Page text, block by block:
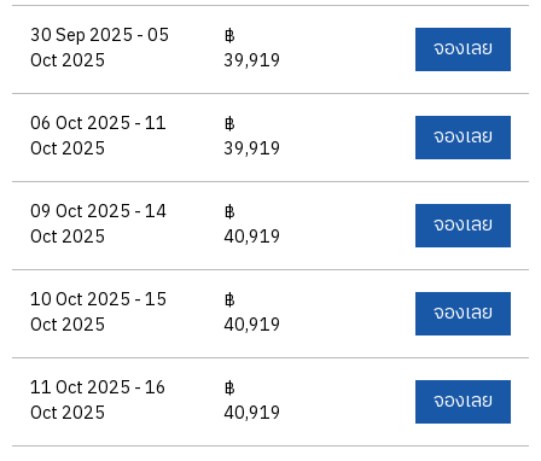
30 Sep 2025 - 05
Oct 2025
฿
39,919
จองเลย
06 Oct 2025 - 11
Oct 2025
฿
39,919
จองเลย
09 Oct 2025 - 14
Oct 2025
฿
40,919
จองเลย
10 Oct 2025 - 15
Oct 2025
฿
40,919
จองเลย
11 Oct 2025 - 16
Oct 2025
฿
40,919
จองเลย